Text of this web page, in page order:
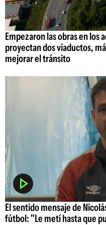
Empezaron las obras en los
proyectan dos viaductos,
mejorar el tránsito
El sentido mensaje de
fútbol: "Le metí hasta que